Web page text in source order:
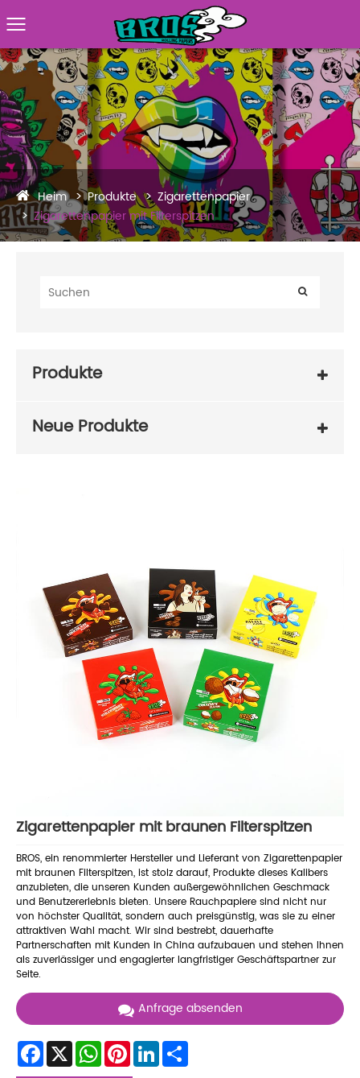
Heim Produkte
Zigarettenpapier
Zigarettenpapier mit Filterspitzen
Produkte
Neue Produkte
Zigarettenpapier mit braunen Filterspitzen
BROS, ein renommierter Hersteller und Lieferant von Zigarettenpapier
mit braunen Filterspitzen, ist stolz darauf, Produkte dieses Kalibers
anzubieten, die unseren Kunden außergewöhnlichen Geschmack
und Benutzererlebnis bieten. Unsere Rauchpapiere sind nicht nur
von höchster Qualität, sondern auch preisgünstig, was sie zu einer
attraktiven Wahl macht. Wir sind bestrebt, dauerhafte
Partnerschaften mit Kunden in China aufzubauen und stehen Ihnen
als zuverlässiger und engagierter langfristiger Geschäftspartner zur
Seite.
Anfrage absenden
Facebook
X WhatsAppPinterestLinkedIn